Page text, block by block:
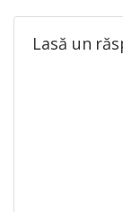
Lasă un